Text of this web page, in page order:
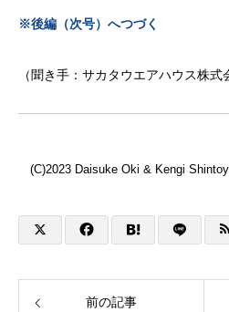
※後編（次号）へつづく
（聞き手：サカタウエアハウス株
(C)2023 Daisuke Oki & Kengi
前の記事